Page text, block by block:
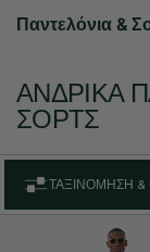
Παντελόνια &
ΑΝΔΡΙΚΆ
ΣΌΡΤΣ
ΤΑΞΙΝΌΜΗΣΗ &